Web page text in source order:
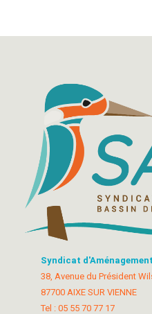
Syndicat
38, Avenue du Président
87700 AIXE SUR VIENNE
Tel : 05 55 70 77 17